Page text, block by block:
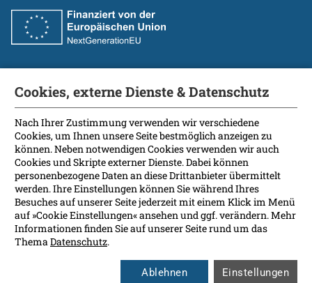
Fakultät
International Patients
Kontakt
Presse
Soziale Medien
Barrierefreiheit
Datenschutz
Impressum
Cookies, externe Dienste & Datenschutz
Nach Ihrer Zustimmung verwenden wir verschiedene
Cookies, um Ihnen unsere Seite bestmöglich anzeigen zu
können. Neben notwendigen Cookies verwenden wir auch
Cookies und Skripte externer Dienste. Dabei können
personenbezogene Daten an diese Drittanbieter übermittelt
werden. Ihre Einstellungen können Sie während Ihres
Besuches auf unserer Seite jederzeit mit einem Klick im Menü
auf »Cookie Einstellungen« ansehen und ggf. verändern. Mehr
Informationen finden Sie auf unserer Seite rund um das
ThemaDatenschutz.
Ablehnen Einstellungen